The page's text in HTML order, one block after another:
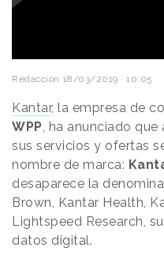
Redacción 18/03/2019 · 10:05
Kantar, la empresa de
WPP, ha anunciado
sus servicios y ofertas
nombre de marca:
desaparece la
Brown, Kantar Health,
Lightspeed Research,
datos digital.